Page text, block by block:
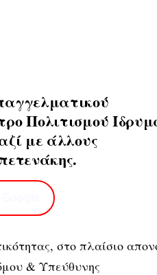
Πολιτισμού
με άλλους
στο πλαίσιο
& Υπεύθυνης